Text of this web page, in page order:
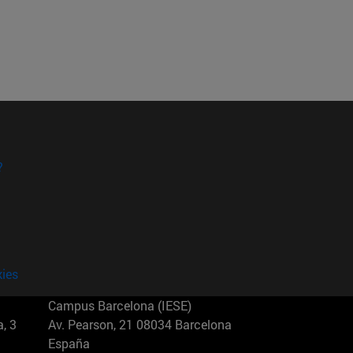
3
Campus Barcelona (IESE)
Av. Pearson, 21 08034 Barcelona
España